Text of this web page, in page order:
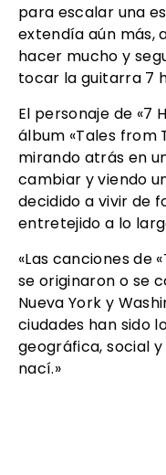
para escalar una
extendía aún más,
hacer mucho y
tocar la guitarra 7
El personaje de «7
álbum «Tales from
mirando atrás en
cambiar y viendo
decidido a vivir de
entretejido a lo
«Las canciones de
se originaron o se
Nueva York y
ciudades han sido
geográfica, social
nací.»